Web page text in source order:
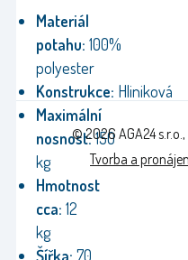
Materiál
potahu: 100%
polyester
Konstrukce: Hliniková
Maximální
nosnost:150
kg
Hmotnost
cca: 12
kg
Šířka: 70
© 2026 AGA24
Tvorba a